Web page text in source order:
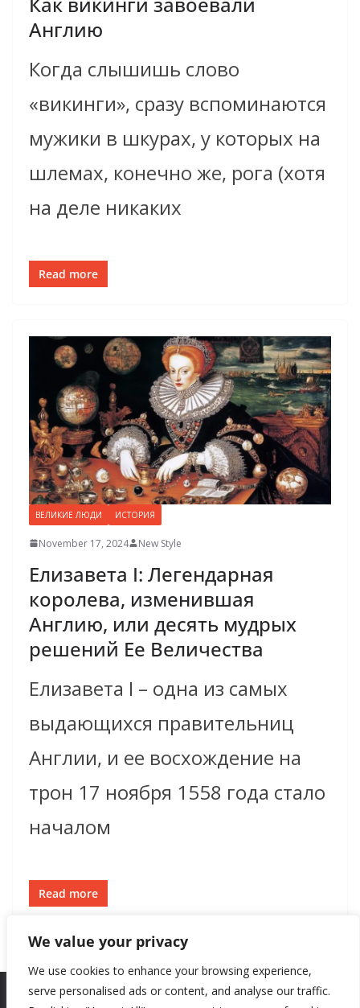
We value your privacy
We use cookies to enhance your browsing experience,
serve personalised ads or content, and analyse our traffic.
Англию
Когда слышишь слово
«викинги», сразу вспоминаются
мужики в шкурах, у которых на
шлемах, конечно же, рога (хотя
на деле никаких
Read more
ВЕЛИКИЕ ЛЮДИ ИСТОРИЯ
November 17, 2024 New Style
Елизавета I: Легендарная
королева, изменившая
Англию, или десять мудрых
решений Ее Величества
Елизавета I – одна из самых
выдающихся правительниц
Англии, и ее восхождение на
трон 17 ноября 1558 года стало
началом
Read more